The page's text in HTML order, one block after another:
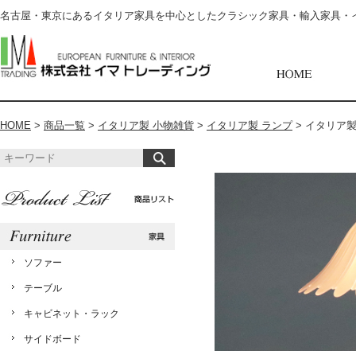
名古屋・東京にあるイタリア家具を中心としたクラシック家具・輸入家具
HOME > 商品一覧 > イタリア製 小物雑貨 > イタリア製 ランプ> イタリア
ソファー
テーブル
キャビネット・ラック
サイドボード